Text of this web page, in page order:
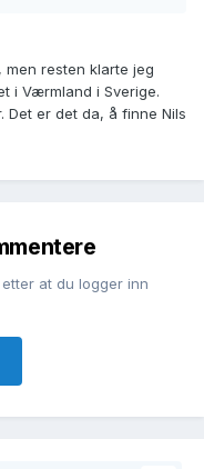
resten klarte jeg
i Værmland i Sverige.
Det er det da, å finne Nils
at du logger inn